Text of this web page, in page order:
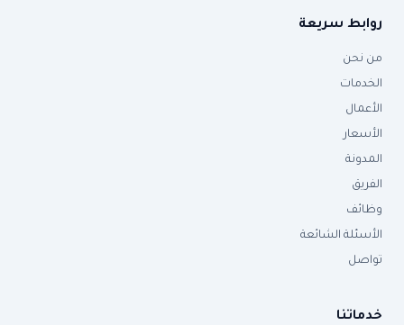
روابط سريعة
من نحن
الخدمات
الأعمال
الأسعار
المدونة
الفريق
وظائف
الأسئلة الشائعة
تواصل
خدماتنا